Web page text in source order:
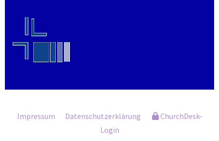
Impressum Datenschutzerklärung
ChurchDesk-
Login